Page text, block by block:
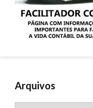
Arquivos